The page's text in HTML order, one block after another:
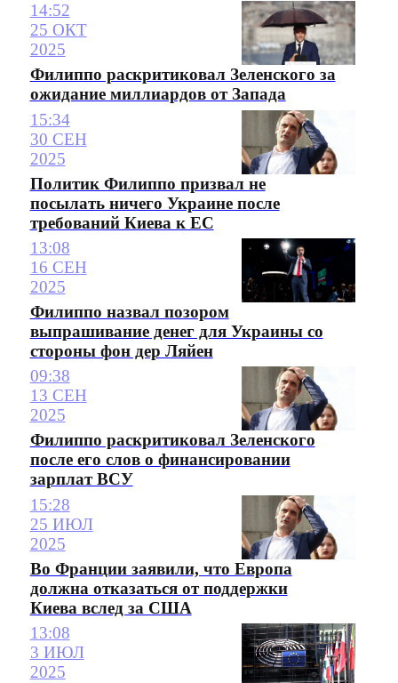
14:52
25 ОКТ
2025
Филиппо раскритиковал Зеленского за
ожидание миллиардов от Запада
15:34
30 СЕН
2025
Политик Филиппо призвал не
посылать ничего Украине после
требований Киева к ЕС
13:08
16 СЕН
2025
Филиппо назвал позором
выпрашивание денег для Украины со
стороны фон дер Ляйен
09:38
13 СЕН
2025
Филиппо раскритиковал Зеленского
после его слов о финансировании
зарплат ВСУ
15:28
25 ИЮЛ
2025
Во Франции заявили, что Европа
должна отказаться от поддержки
Киева вслед за США
13:08
3 ИЮЛ
2025